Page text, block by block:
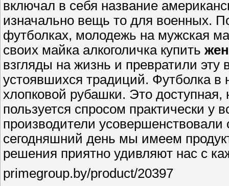
включал в себя название
изначально вещь то для военных.
футболках, молодежь на мужская
своих майка алкоголичка купить
взгляды на жизнь и превратили
устоявшихся традиций. Футболка
хлопковой рубашки. Это доступная,
пользуется спросом практически у
производители
сегодняшний день мы имеем
решения приятно удивляют нас с
primegroup.by/product/20397